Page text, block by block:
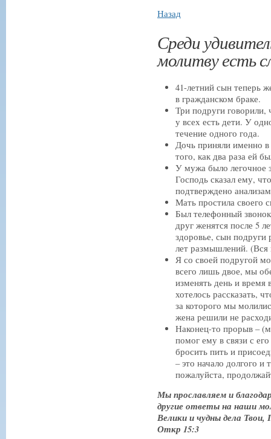
Назад
Среди
молитву есть
41-летний сын теперь
в гражданском браке.
Три подруги говорили,
у всех есть дети. У
течение одного года.
Дочь приняли именно в
того, как два раза ей
У мужа было легочное
Господь сказал ему,
подтверждено
Мать простила своего
Был телефонный
друг женятся после 5
здоровье, сын подруги
лет размышлений.
Я со своей подругой
всего лишь двое, мы
изменять день и
хотелось рассказать,
за которого мы
жена решили не
Наконец-то прорыв –
помог ему в связи с
бросить пить и
– это начало долгого
пожалуйста,
Мы прославляем и
другие ответы на наши
Велики и чудны дела
Откр 15:3